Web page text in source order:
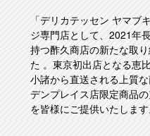
「デリカテッセン ヤマブ
ジ専門店として、2021年
持つ酢久商店の新たな取
た 。東京初出店となる恵
小諸から直送される上質
デンプレイス店限定商品
を皆様にご提供いたします